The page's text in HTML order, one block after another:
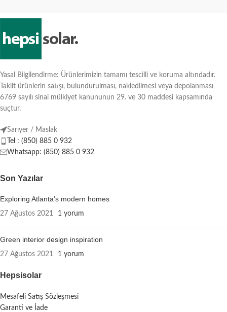
Yasal Bilgilendirme: Ürünlerimizin tamamı tescilli ve koruma altındadır.
Taklit ürünlerin satışı, bulundurulması, nakledilmesi veya depolanması
6769 sayılı sinai mülkiyet kanununun 29. ve 30 maddesi kapsamında
suçtur.
Sarıyer / Maslak
Tel : (850) 885 0 932
Whatsapp: (850) 885 0 932
Son Yazılar
Exploring Atlanta’s modern homes
27 Ağustos 2021 1 yorum
Green interior design inspiration
27 Ağustos 2021 1 yorum
Hepsisolar
Mesafeli Satış Sözleşmesi
Garanti ve İade